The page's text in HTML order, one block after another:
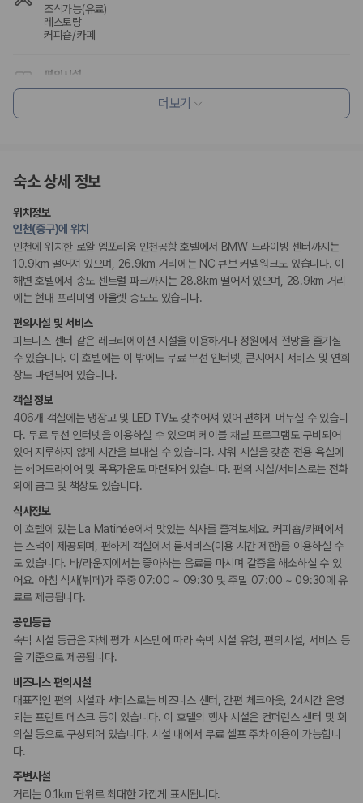
조식가능(유료)
레스토랑
커피숍/카페
편의시설
엘리베이터
콘시어지 서비스
짐 보관 서비스
웰빙 및 피트니스
피트니스/헬스시설
비즈니스
회의공간
연회장
비즈니스 센터
점자 표시
흡연 시설
금연 숙박 시설
더보기
숙소 상세 정보
위치정보
인천(중구)에 위치
인천에 위치한 로얄 엠포리움 인천공항 호텔에서 BMW 드라이빙 센터까지는
10.9km 떨어져 있으며, 26.9km 거리에는 NC 큐브 커넬워크도 있습니다. 이
해변 호텔에서 송도 센트럴 파크까지는 28.8km 떨어져 있으며, 28.9km 거리
에는 현대 프리미엄 아울렛 송도도 있습니다.
편의시설 및 서비스
피트니스 센터 같은 레크리에이션 시설을 이용하거나 정원에서 전망을 즐기실
수 있습니다. 이 호텔에는 이 밖에도 무료 무선 인터넷, 콘시어지 서비스 및 연회
장도 마련되어 있습니다.
객실 정보
406개 객실에는 냉장고 및 LED TV도 갖추어져 있어 편하게 머무실 수 있습니
다. 무료 무선 인터넷을 이용하실 수 있으며 케이블 채널 프로그램도 구비되어
있어 지루하지 않게 시간을 보내실 수 있습니다. 샤워 시설을 갖춘 전용 욕실에
는 헤어드라이어 및 목욕가운도 마련되어 있습니다. 편의 시설/서비스로는 전화
외에 금고 및 책상도 있습니다.
식사정보
이 호텔에 있는 La Matinée에서 맛있는 식사를 즐겨보세요. 커피숍/카페에서
는 스낵이 제공되며, 편하게 객실에서 룸서비스(이용 시간 제한)를 이용하실 수
도 있습니다. 바/라운지에서는 좋아하는 음료를 마시며 갈증을 해소하실 수 있
어요. 아침 식사(뷔페)가 주중 07:00 ~ 09:30 및 주말 07:00 ~ 09:30에 유
료로 제공됩니다.
공인등급
숙박 시설 등급은 자체 평가 시스템에 따라 숙박 시설 유형, 편의시설, 서비스 등
을 기준으로 제공됩니다.
비즈니스 편의시설
대표적인 편의 시설과 서비스로는 비즈니스 센터, 간편 체크아웃, 24시간 운영
되는 프런트 데스크 등이 있습니다. 이 호텔의 행사 시설은 컨퍼런스 센터 및 회
의실 등으로 구성되어 있습니다. 시설 내에서 무료 셀프 주차 이용이 가능합니
다.
주변시설
거리는 0.1km 단위로 최대한 가깝게 표시됩니다.